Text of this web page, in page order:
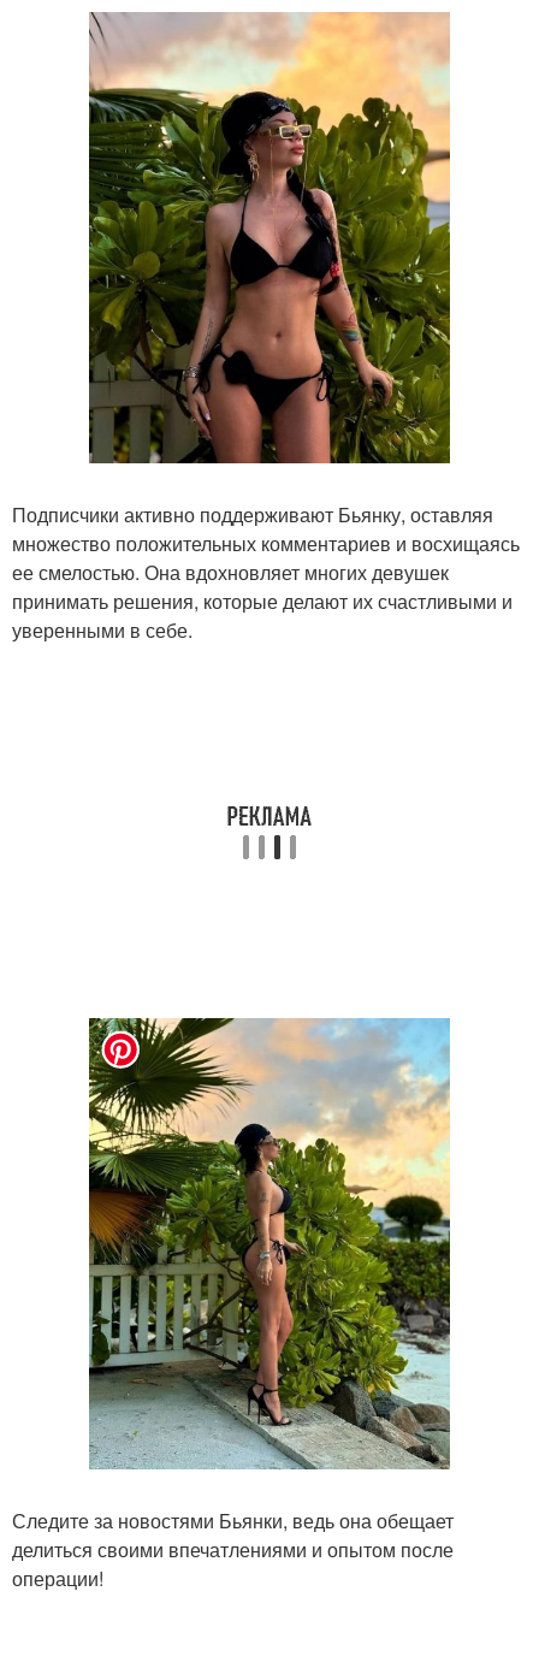
Подписчики активно поддерживают Бьянку, оставляя
множество положительных комментариев и восхищаясь
ее смелостью. Она вдохновляет многих девушек
принимать решения, которые делают их счастливыми и
уверенными в себе.
Следите за новостями Бьянки, ведь она обещает
делиться своими впечатлениями и опытом после
операции!